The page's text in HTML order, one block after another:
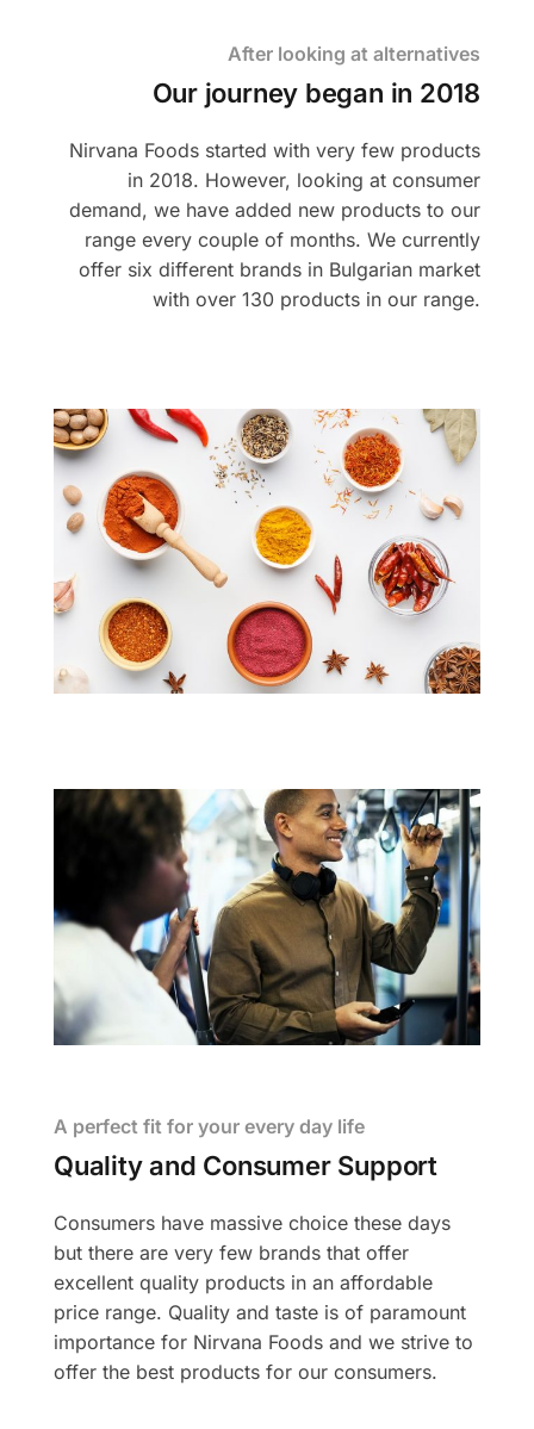
After looking at alternatives
Our journey began in 2018
Nirvana Foods started with very few products
in 2018. However, looking at consumer
demand, we have added new products to our
range every couple of months. We currently
offer six different brands in Bulgarian market
with over 130 products in our range.
A perfect fit for your every day life
Quality and Consumer Support
Consumers have massive choice these days
but there are very few brands that offer
excellent quality products in an affordable
price range. Quality and taste is of paramount
importance for Nirvana Foods and we strive to
offer the best products for our consumers.